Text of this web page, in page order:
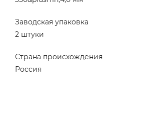
Заводская упаковка
2 штуки
Страна происхождения
Россия